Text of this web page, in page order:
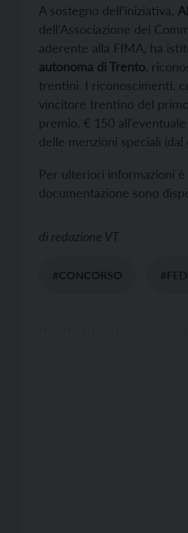
A sostegno dell’iniziativa,
dell’Associazione dei
aderente alla FIMA, ha
autonoma di Trento ,
trentini. I riconoscimenti,
vincitore trentino del
premio, € 150
delle menzioni speciali
Per ulteriori informazioni
documentazione sono
di redazione VT
#CONCORSO